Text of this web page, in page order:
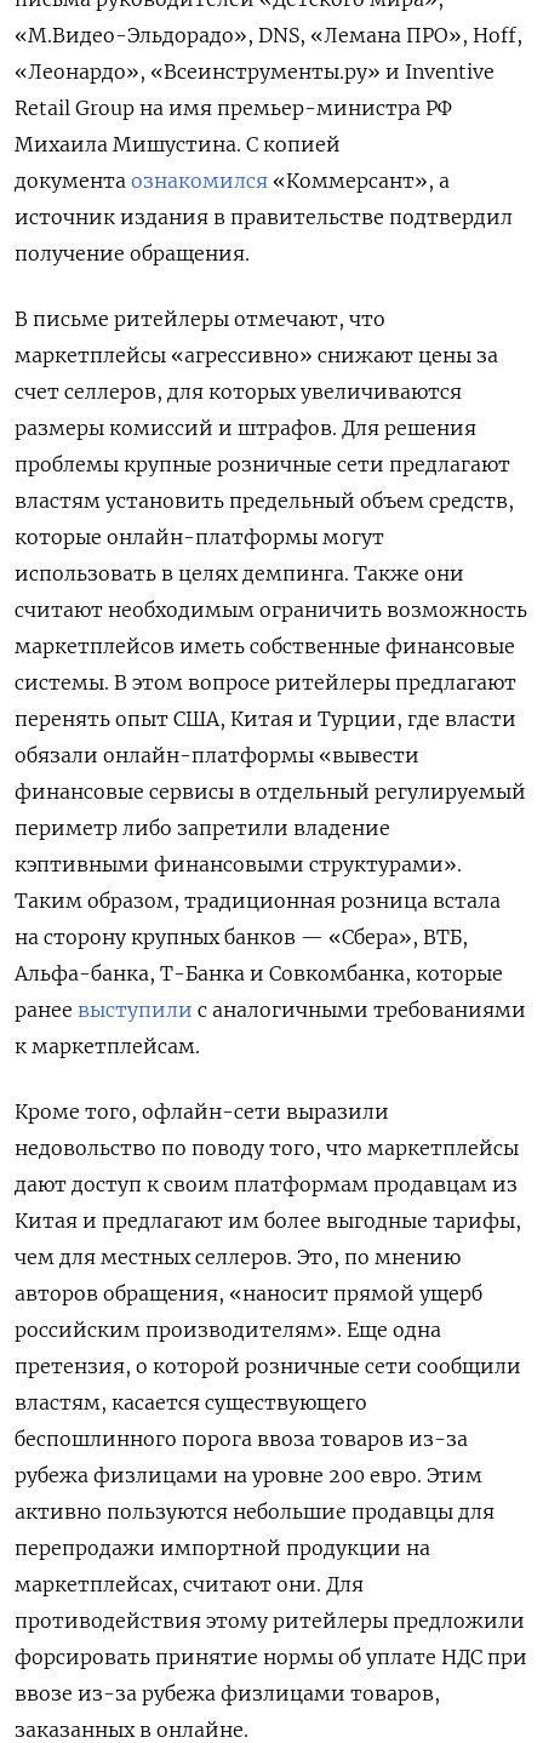
«М.Видео-Эльдорадо», DNS, «Лемана ПРО», Hoff,
«Леонардо», «Всеинструменты.ру» и Inventive
Retail Group на имя премьер-министра РФ
Михаила Мишустина. С копией
документа ознакомился «Коммерсант», а
источник издания в правительстве подтвердил
получение обращения.
В письме ритейлеры отмечают, что
маркетплейсы «агрессивно» снижают цены за
счет селлеров, для которых увеличиваются
размеры комиссий и штрафов. Для решения
проблемы крупные розничные сети предлагают
властям установить предельный объем средств,
которые онлайн-платформы могут
использовать в целях демпинга. Также они
считают необходимым ограничить возможность
маркетплейсов иметь собственные финансовые
системы. В этом вопросе ритейлеры предлагают
перенять опыт США, Китая и Турции, где власти
обязали онлайн-платформы «вывести
финансовые сервисы в отдельный регулируемый
периметр либо запретили владение
кэптивными финансовыми структурами».
Таким образом, традиционная розница встала
на сторону крупных банков — «Сбера», ВТБ,
Альфа-банка, Т-Банка и Совкомбанка, которые
ранее выступили с аналогичными требованиями
к маркетплейсам.
Кроме того, офлайн-сети выразили
недовольство по поводу того, что маркетплейсы
дают доступ к своим платформам продавцам из
Китая и предлагают им более выгодные тарифы,
чем для местных селлеров. Это, по мнению
авторов обращения, «наносит прямой ущерб
российским производителям». Еще одна
претензия, о которой розничные сети сообщили
властям, касается существующего
беспошлинного порога ввоза товаров из-за
рубежа физлицами на уровне 200 евро. Этим
активно пользуются небольшие продавцы для
перепродажи импортной продукции на
маркетплейсах, считают они. Для
противодействия этому ритейлеры предложили
форсировать принятие нормы об уплате НДС при
ввозе из-за рубежа физлицами товаров,
заказанных в онлайне.